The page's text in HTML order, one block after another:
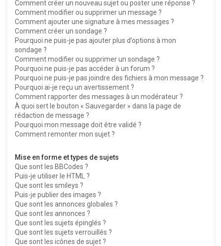
Comment créer un nouveau sujet ou poster une réponse ?
Comment modifier ou supprimer un message ?
Comment ajouter une signature à mes messages ?
Comment créer un sondage ?
Pourquoi ne puis-je pas ajouter plus d’options à mon
sondage ?
Comment modifier ou supprimer un sondage ?
Pourquoi ne puis-je pas accéder à un forum ?
Pourquoi ne puis-je pas joindre des fichiers à mon message ?
Pourquoi ai-je reçu un avertissement ?
Comment rapporter des messages à un modérateur ?
À quoi sert le bouton « Sauvegarder » dans la page de
rédaction de message ?
Pourquoi mon message doit être validé ?
Comment remonter mon sujet ?
Mise en forme et types de sujets
Que sont les BBCodes ?
Puis-je utiliser le HTML ?
Que sont les smileys ?
Puis-je publier des images ?
Que sont les annonces globales ?
Que sont les annonces ?
Que sont les sujets épinglés ?
Que sont les sujets verrouillés ?
Que sont les icônes de sujet ?